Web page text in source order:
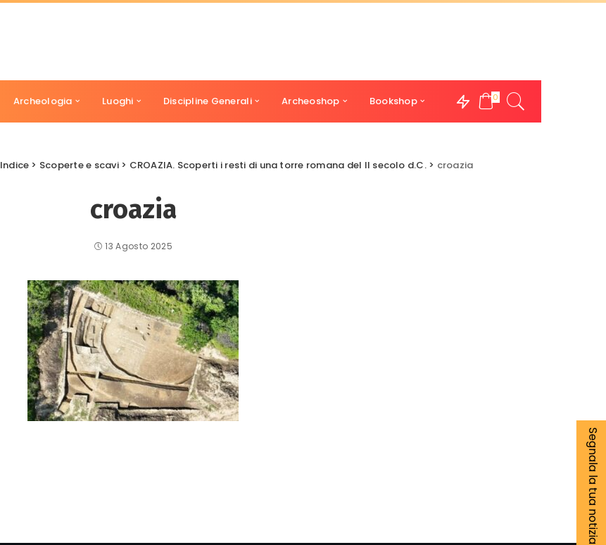
Archeologia Luoghi Discipline Generali Archeoshop Bookshop 0
Indice > Scoperte e scavi> CROAZIA. Scoperti i resti di una torre romana del II secolo d.C.> croazia
croazia
13 Agosto 2025
Segnala la tua notizia